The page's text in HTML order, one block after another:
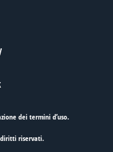
deitermini d’uso.
riservati.